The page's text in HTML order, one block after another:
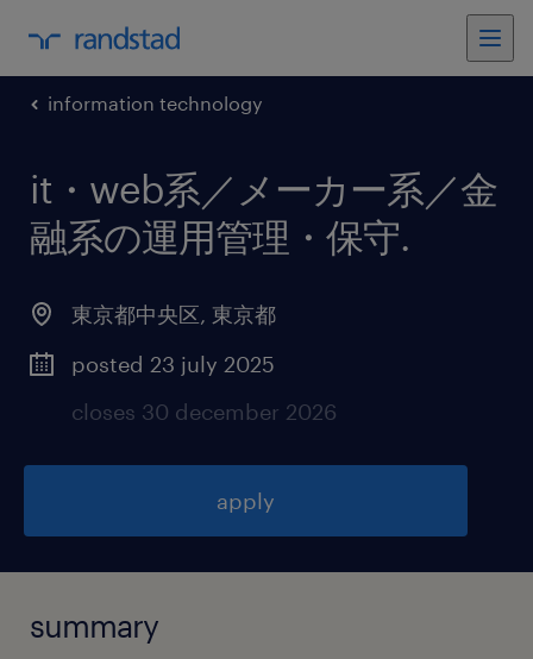
information technology
it・web系／メーカー系／金
融系の運用管理・保守.
東京都中央区, 東京都
posted 23 july 2025
closes 30 december 2026
apply
summary